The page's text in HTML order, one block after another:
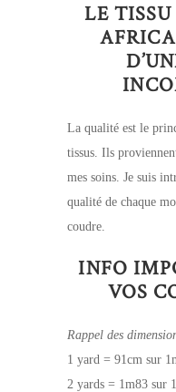
LE
La qualité est le
tissus. Ils
mes soins. Je suis
qualité de chaque
coudre.
INFO
VOS
Rappel des
1 yard = 91cm sur
2 yards = 1m83 sur